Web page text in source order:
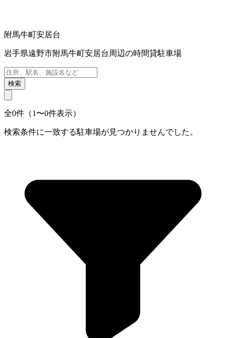
附馬牛町安居台
岩手県遠野市附馬牛町安居台周辺の時間貸駐車場
検索
全0件（1〜0件表示）
検索条件に一致する駐車場が見つかりませんでした。